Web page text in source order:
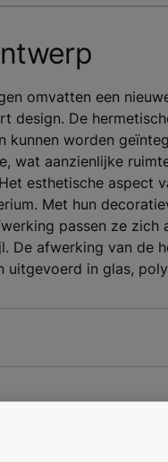
omvatten een
design. De
kunnen worden
wat aanzienlijke
esthetische aspect
Met hun
passen ze zich
De afwerking van de
uitgevoerd in glas,